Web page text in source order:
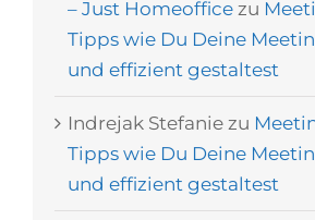
– Just Homeoffice zu
Tipps wie Du Deine
und effizient gestaltest
Indrejak Stefanie zu
Tipps wie Du Deine
und effizient gestaltest